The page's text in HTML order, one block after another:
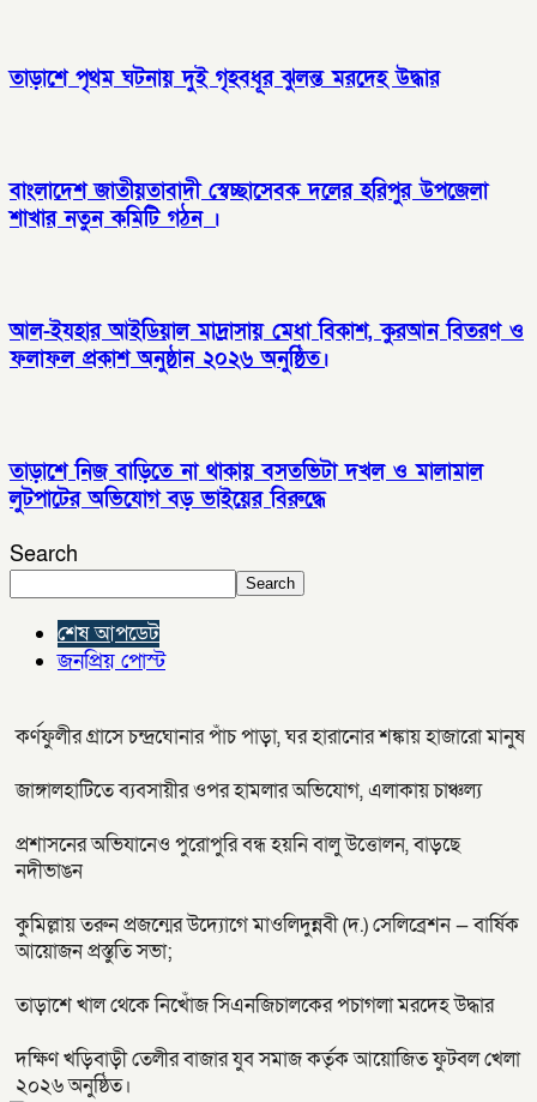
তাড়াশে পৃথম ঘটনায় দুই গৃহবধূর ঝুলন্ত মরদেহ উদ্ধার
বাংলাদেশ জাতীয়তাবাদী স্বেচ্ছাসেবক দলের হরিপুর উপজেলা
শাখার নতুন কমিটি গঠন ।
আল-ইযহার আইডিয়াল মাদ্রাসায় মেধা বিকাশ, কুরআন বিতরণ ও
ফলাফল প্রকাশ অনুষ্ঠান ২০২৬ অনুষ্ঠিত।
তাড়াশে নিজ বাড়িতে না থাকায় বসতভিটা দখল ও মালামাল
লুটপাটের অভিযোগ বড় ভাইয়ের বিরুদ্ধে
Search
Search
শেষ আপডেট
জনপ্রিয় পোস্ট
কর্ণফুলীর গ্রাসে চন্দ্রঘোনার পাঁচ পাড়া, ঘর হারানোর শঙ্কায় হাজারো মানুষ
জাঙ্গালহাটিতে ব্যবসায়ীর ওপর হামলার অভিযোগ, এলাকায় চাঞ্চল্য
প্রশাসনের অভিযানেও পুরোপুরি বন্ধ হয়নি বালু উত্তোলন, বাড়ছে
নদীভাঙন
কুমিল্লায় তরুন প্রজন্মের উদ্যোগে মাওলিদুন্নবী (দ.) সেলিব্রেশন — বার্ষিক
আয়োজন প্রস্তুতি সভা;
তাড়াশে খাল থেকে নিখোঁজ সিএনজিচালকের পচাগলা মরদেহ উদ্ধার
দক্ষিণ খড়িবাড়ী তেলীর বাজার যুব সমাজ কর্তৃক আয়োজিত ফুটবল খেলা
২০২৬ অনুষ্ঠিত।